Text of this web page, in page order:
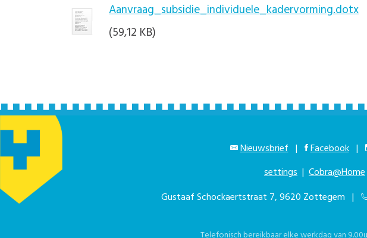
Aanvraag_subsidie_individuele_kadervorming.dotx
(59,12 KB)
Nieuwsbrief | Facebook |
settings | Cobra@Home
Gustaaf Schockaertstraat 7, 9620 Zottegem |